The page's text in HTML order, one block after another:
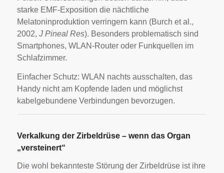
starke EMF-Exposition die nächtliche
Melatoninproduktion verringern kann (Burch et al.,
2002, J Pineal Res). Besonders problematisch sind
Smartphones, WLAN-Router oder Funkquellen im
Schlafzimmer.
Einfacher Schutz: WLAN nachts ausschalten, das
Handy nicht am Kopfende laden und möglichst
kabelgebundene Verbindungen bevorzugen.
Verkalkung der Zirbeldrüse – wenn das Organ
„versteinert“
Die wohl bekannteste Störung der Zirbeldrüse ist ihre